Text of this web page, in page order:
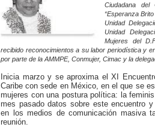
Ciudadana
“Esperanza
Unidad
Unidad
Mujeres del
recibido reconocimientos a su labor periodística y
por parte de la AMMPE, Conmujer, Cimac y la
Inicia marzo y se aproxima el XI
Caribe con sede en México, en el que se
mujeres con una postura política: la
mes pasado datos sobre este encuentro
en los medios de comunicación masiva
reunión.